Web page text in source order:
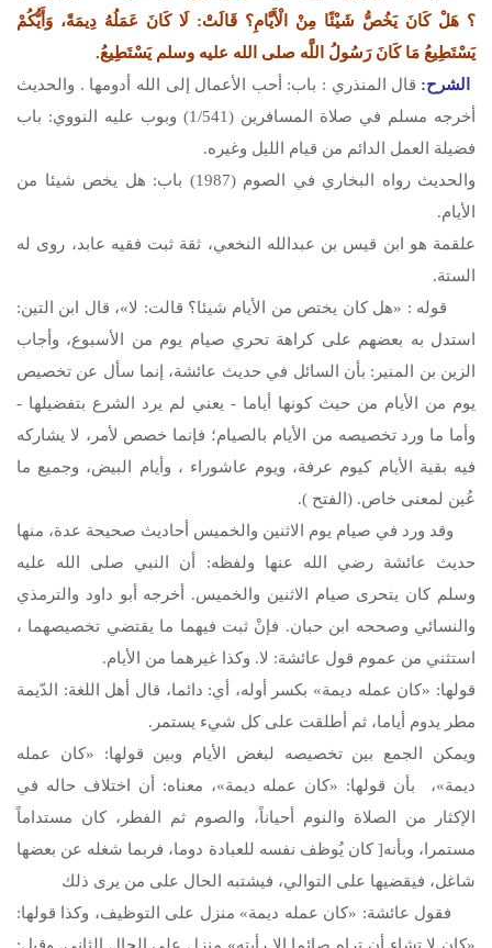
؟ هَلْ كَانَ يَخُصُّ شَيْئًا مِنْ الْأَيَّامِ؟ قَالَتْ: لَا كَانَ عَمَلُهُ دِيمَةً، وَأَيُّكُمْ
يَسْتَطِيعُ مَا كَانَ رَسُولُ اللَّه صلى الله عليه وسلم يَسْتَطِيعُ.
الشرح: قال المنذري : باب: أحب الأعمال إلى الله أدومها . والحديث
أخرجه مسلم في صلاة المسافرين (1/541) وبوب عليه النووي: باب
فضيلة العمل الدائم من قيام الليل وغيره.
والحديث رواه البخاري في الصوم (1987) باب: هل يخص شيئا من
الأيام.
علقمة هو ابن قيس بن عبدالله النخعي، ثقة ثبت فقيه عابد، روى له
الستة.
قوله : «هل كان يختص من الأيام شيئا؟ قالت: لا»، قال ابن التين:
استدل به بعضهم على كراهة تحري صيام يوم من الأسبوع، وأجاب
الزين بن المنير: بأن السائل في حديث عائشة، إنما سأل عن تخصيص
يوم من الأيام من حيث كونها أياما - يعني لم يرد الشرع بتفضيلها -
وأما ما ورد تخصيصه من الأيام بالصيام؛ فإنما خصص لأمر، لا يشاركه
فيه بقية الأيام كيوم عرفة، ويوم عاشوراء ، وأيام البيض، وجميع ما
عُين لمعنى خاص. (الفتح ).
وقد ورد في صيام يوم الاثنين والخميس أحاديث صحيحة عدة، منها
حديث عائشة رضي الله عنها ولفظه: أن النبي صلى الله عليه
وسلم كان يتحرى صيام الاثنين والخميس. أخرجه أبو داود والترمذي
والنسائي وصححه ابن حبان. فإنْ ثبت فيهما ما يقتضي تخصيصهما ،
استثني من عموم قول عائشة: لا. وكذا غيرهما من الأيام.
قولها: «كان عمله ديمة» بكسر أوله، أي: دائما، قال أهل اللغة: الدّيمة
مطر يدوم أياما، ثم أطلقت على كل شيء يستمر.
ويمكن الجمع بين تخصيصه لبغض الأيام وبين قولها: «كان عمله
ديمة»، بأن قولها: «كان عمله ديمة»، معناه: أن اختلاف حاله في
الإكثار من الصلاة والنوم أحياناً، والصوم ثم الفطر، كان مستداماً
مستمرا، وبأنه[ كان يُوظف نفسه للعبادة دوما، فربما شغله عن بعضها
شاغل، فيقضيها على التوالي، فيشتبه الحال على من يرى ذلك
فقول عائشة: «كان عمله ديمة» منزل على التوظيف، وكذا قولها: